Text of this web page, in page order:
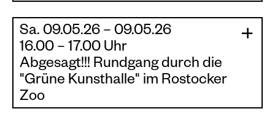
Was soll mir das jetzt sagen? Wer hat das
hergestellt? Was ist an der Person so
besonders? Kann ich das nicht auch machen?
Und was ist der Wert des Kunstwerks? Und
schließlich auch: Ist das Kunst oder…?
Skulpturen aus der Sammlung“ findet im
Zoologischen Garten Rostock ein Rundgang
mit Antje Schunke, Kuratorin der Ausstellung,
statt.
Teilnahme 12,50 EUR pro Person
ab 10 Personen findet die Führung statt
Sa. 09.05.26 – 09.05.26
16.00 – 17.00 Uhr
Abgesagt!!! Rundgang durch die
"Grüne Kunsthalle" im Rostocker
Zoo
|
|